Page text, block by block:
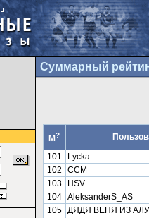
Суммарный
М?
101
Lycka
102
ССМ
103
HSV
104 AleksanderS_AS
105 ДЯДЯ ВЕНЯ ИЗ